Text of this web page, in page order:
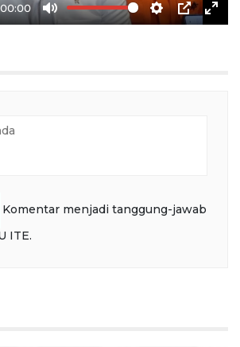
00:00
Mute Settings
PIP
Komentar menjadi tanggung-jawab
ITE.